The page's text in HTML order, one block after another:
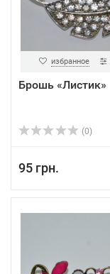
избранное
Брошь «Листик»
(0)
95 грн.